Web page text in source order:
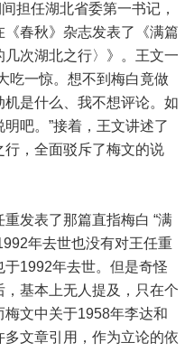
担任湖北省委第一书记，
春秋》杂志发表了《满篇
次湖北之行〉》。王文一
吃一惊。想不到梅白竟做
是什么、我不想评论。如
吧。”接着，王文讲述了
，全面驳斥了梅文的说
发表了那篇直指梅白 “满
年去世也没有对王任重
1992年去世。但是奇怪
基本上无人提及，只在个
文中关于1958年李达和
文章引用，作为立论的依